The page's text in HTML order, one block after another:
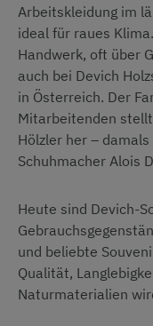
Arbeitskleidung im
ideal für raues
Handwerk, oft über
auch bei Devich
in Österreich. Der
Mitarbeitenden
Hölzler her –
Schuhmacher Alois
Heute sind Devich-
und beliebte
Qualität,
Naturmaterialien